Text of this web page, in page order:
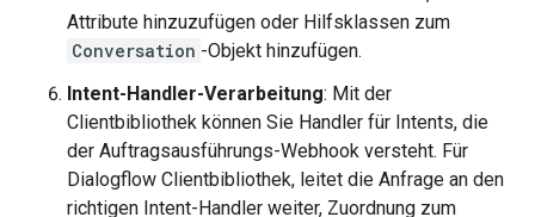
Attribute hinzuzufügen oder Hilfsklassen zum
Conversation -Objekt hinzufügen.
Intent-Handler-Verarbeitung: Mit der
Clientbibliothek können Sie Handler für Intents, die
der Auftragsausführungs-Webhook versteht. Für
Dialogflow Clientbibliothek, leitet die Anfrage an den
richtigen Intent-Handler weiter, Zuordnung zum